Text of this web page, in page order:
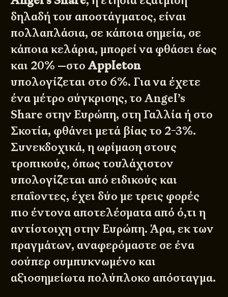
δηλαδή του αποστάγματος, είναι
πολλαπλάσια, σε κάποια σημεία, σε
κάποια κελάρια, μπορεί να φθάσει έως
και 20% —στοAppleton
υπολογίζεται στο 6%. Για να έχετε
ένα μέτρο σύγκρισης, το Angel’s
Share στην Ευρώπη, στη Γαλλία ή στο
Σκοτία, φθάνει μετά βίας το 2-3%.
Συνεκδοχικά, η ωρίμαση στους
τροπικούς, όπως τουλάχιστον
υπολογίζεται από ειδικούς και
επαΐοντες, έχει δύο με τρεις φορές
πιο έντονα αποτελέσματα από ό,τι η
αντίστοιχη στην Ευρώπη. Άρα, εκ των
πραγμάτων, αναφερόμαστε σε ένα
σούπερ συμπυκνωμένο και
αξιοσημείωτα πολύπλοκο απόσταγμα.